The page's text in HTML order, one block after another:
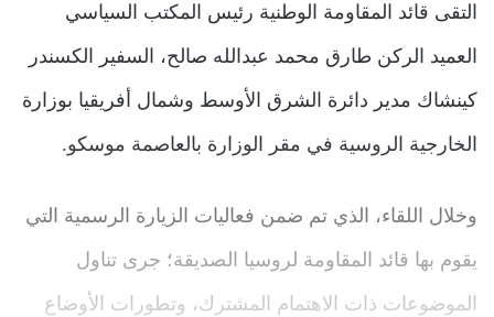
التقى قائد المقاومة الوطنية رئيس المكتب السياسي
العميد الركن طارق محمد عبدالله صالح، السفير الكسندر
كينشاك مدير دائرة الشرق الأوسط وشمال أفريقيا بوزارة
الخارجية الروسية في مقر الوزارة بالعاصمة موسكو.
وخلال اللقاء، الذي تم ضمن فعاليات الزيارة الرسمية التي
يقوم بها قائد المقاومة لروسيا الصديقة؛ جرى تناول
الموضوعات ذات الاهتمام المشترك، وتطورات الأوضاع